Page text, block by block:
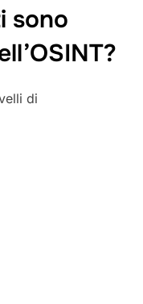
sono
di